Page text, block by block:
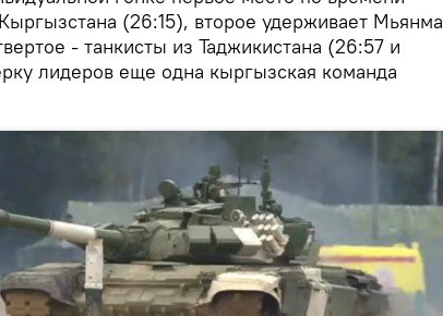
(26:15), второе удерживает Мьянма
- танкисты из Таджикистана (26:57 и
лидеров еще одна кыргызская команда